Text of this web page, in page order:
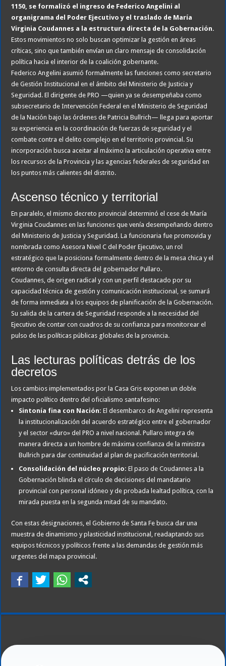
1150, se formalizó el ingreso de Federico Angelini al
organigrama del Poder Ejecutivo y el traslado de María
Virginia Coudannes a la estructura directa de la Gobernación.
Estos movimientos no solo buscan optimizar la gestión en áreas
críticas, sino que también envían un claro mensaje de consolidación
política hacia el interior de la coalición gobernante.
Federico Angelini asumió formalmente las funciones como secretario
de Gestión Institucional en el ámbito del Ministerio de Justicia y
Seguridad. El dirigente de PRO —quien ya se desempeñaba como
subsecretario de Intervención Federal en el Ministerio de Seguridad
de la Nación bajo las órdenes de Patricia Bullrich— llega para aportar
su experiencia en la coordinación de fuerzas de seguridad y el
combate contra el delito complejo en el territorio provincial. Su
incorporación busca aceitar al máximo la articulación operativa entre
los recursos de la Provincia y las agencias federales de seguridad en
los puntos más calientes del distrito.
Ascenso técnico y territorial
En paralelo, el mismo decreto provincial determinó el cese de María
Virginia Coudannes en las funciones que venía desempeñando dentro
del Ministerio de Justicia y Seguridad. La funcionaria fue promovida y
nombrada como Asesora Nivel C del Poder Ejecutivo, un rol
estratégico que la posiciona formalmente dentro de la mesa chica y el
entorno de consulta directa del gobernador Pullaro.
Coudannes, de origen radical y con un perfil destacado por su
capacidad técnica de gestión y comunicación institucional, se sumará
de forma inmediata a los equipos de planificación de la Gobernación.
Su salida de la cartera de Seguridad responde a la necesidad del
Ejecutivo de contar con cuadros de su confianza para monitorear el
pulso de las políticas públicas globales de la provincia.
Las lecturas políticas detrás de los
decretos
Los cambios implementados por la Casa Gris exponen un doble
impacto político dentro del oficialismo santafesino:
Sintonía fina con Nación: El desembarco de Angelini representa
la institucionalización del acuerdo estratégico entre el gobernador
y el sector «duro» del PRO a nivel nacional. Pullaro integra de
manera directa a un hombre de máxima confianza de la ministra
Bullrich para dar continuidad al plan de pacificación territorial.
Consolidación del núcleo propio: El paso de Coudannes a la
Gobernación blinda el círculo de decisiones del mandatario
provincial con personal idóneo y de probada lealtad política, con la
mirada puesta en la segunda mitad de su mandato.
Con estas designaciones, el Gobierno de Santa Fe busca dar una
muestra de dinamismo y plasticidad institucional, readaptando sus
equipos técnicos y políticos frente a las demandas de gestión más
urgentes del mapa provincial.